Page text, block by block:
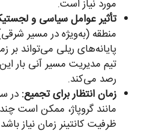
مورد نیاز است.
تأثیر عوامل سیاسی و
منطقه (به‌ویژه در مسیر
پایانه‌های ریلی می‌تواند بر
تیم مدیریت مسیر آنی بار
رصد می‌کند.
زمان انتظار برای تجمیع:
مانند گروپاژ، ممکن است
ظرفیت کانتینر زمان نیاز